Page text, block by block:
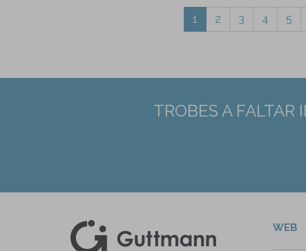
1 2 3 4 5
TROBES A FALTAR
WEB